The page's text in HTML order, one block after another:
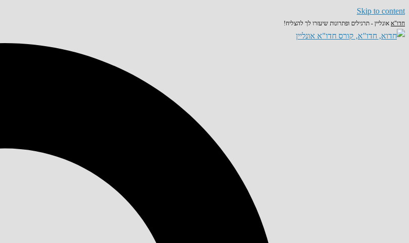
Skip to content
חדו"א אונליין - תרגילים ופתרונות שיעזרו לך להצליח!